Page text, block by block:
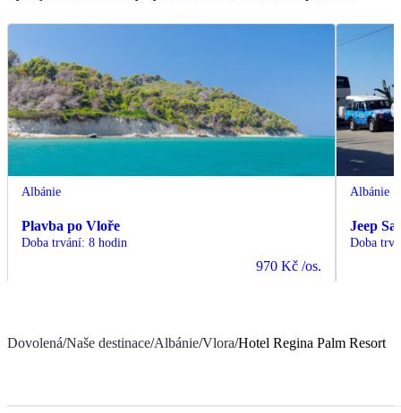
Albánie
Plavba po Vloře
Doba trvání: 8 hodin
970 Kč /os.
Albánie
Jeep
Doba
Dovolená/Naše destinace/Albánie/Vlora/Hotel Regina Palm Resort